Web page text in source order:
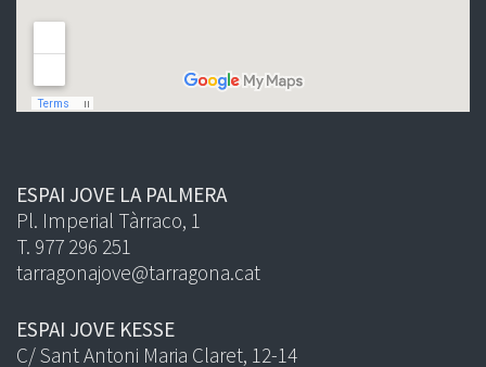
ESPAI JOVE LA PALMERA
Pl. Imperial Tàrraco, 1
T. 977 296 251
tarragonajove@tarragona.cat
ESPAI JOVE KESSE
C/ Sant Antoni Maria Claret, 12-14